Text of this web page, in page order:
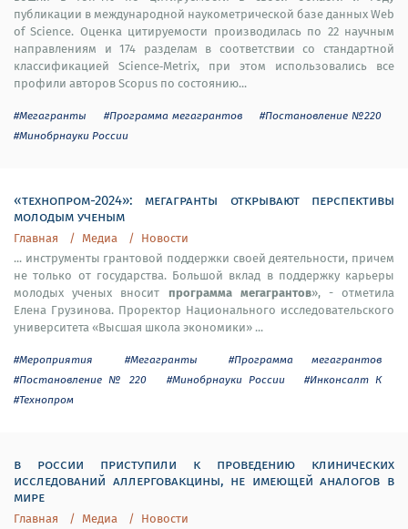
публикации в международной наукометрической базе данных Web
of Science. Оценка цитируемости производилась по 22 научным
направлениям и 174 разделам в соответствии со стандартной
классификацией Science‑Metrix, при этом использовались все
профили авторов Scopus по состоянию...
#Мегагранты #Программа мегагрантов
#Постановление №220
#Минобрнауки России
«технопром-2024»: мегагранты открывают перспективы
молодым ученым
Главная Медиа
Новости
... инструменты грантовой поддержки своей деятельности, причем
не только от государства. Большой вклад в поддержку карьеры
молодых ученых вносит программа мегагрантов», - отметила
Елена Грузинова. Проректор Национального исследовательского
университета «Высшая школа экономики» ...
#Мероприятия #Мегагранты
#Программа мегагрантов
#Постановление № 220
#Минобрнауки России
#Инконсалт К
#Технопром
в россии приступили к проведению клинических
исследований аллерговакцины, не имеющей аналогов в
мире
Главная Медиа
Новости